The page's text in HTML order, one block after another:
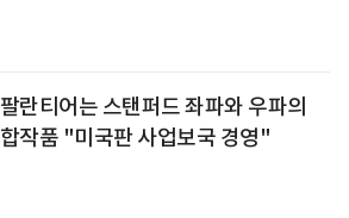
팔란티어는 스탠퍼드 좌파와 우파의
합작품 "미국판 사업보국 경영"